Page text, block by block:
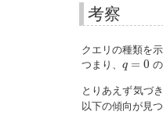
考察
クエリの種類を
つまり、 q = 0
q=0
とりあえず気づ
以下の傾向が見